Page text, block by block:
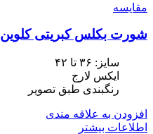
مقایسه
شورت بکلس کبریتی کلوین
سایز: ٣۶ تا ۴٢
ایکس لارج
رنگبندی طبق تصویر
افزودن به علاقه مندی
اطلاعات بیشتر